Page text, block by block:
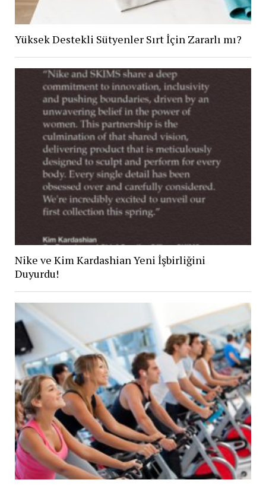
Yüksek Destekli Sütyenler Sırt İçin Zararlı mı?
Nike ve Kim Kardashian Yeni İşbirliğini
Duyurdu!